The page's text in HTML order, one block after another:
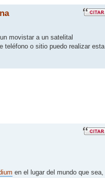
movistar a un satelital
teléfono o sitio puedo realizar esta
en el lugar del mundo que sea,